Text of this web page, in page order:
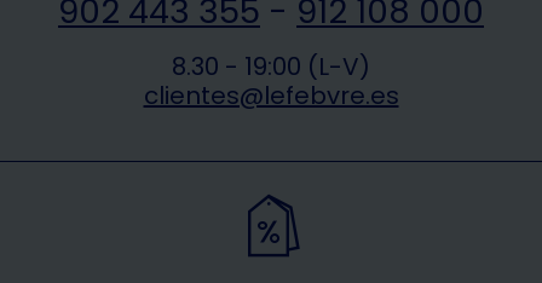
902 443 355 - 912 108 000
8.30 - 19:00 (L-V)
clientes@lefebvre.es